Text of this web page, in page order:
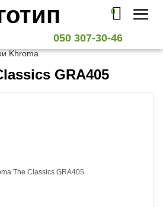
0
Toggle
050 307-30-46
Khroma
GRA405